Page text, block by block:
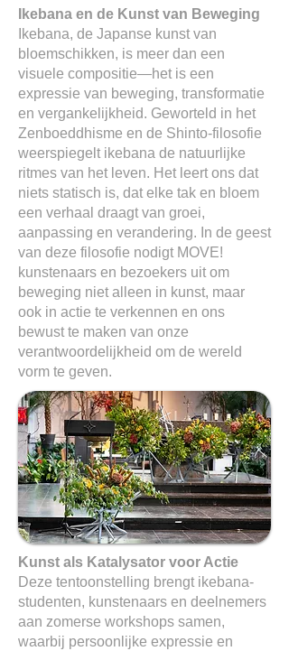
Ikebana en de Kunst van Beweging
Ikebana, de Japanse kunst van
bloemschikken, is meer dan een
visuele compositie—het is een
expressie van beweging, transformatie
en vergankelijkheid. Geworteld in het
Zenboeddhisme en de Shinto-filosofie
weerspiegelt ikebana de natuurlijke
ritmes van het leven. Het leert ons dat
niets statisch is, dat elke tak en bloem
een verhaal draagt van groei,
aanpassing en verandering. In de geest
van deze filosofie nodigt MOVE!
kunstenaars en bezoekers uit om
beweging niet alleen in kunst, maar
ook in actie te verkennen en ons
bewust te maken van onze
verantwoordelijkheid om de wereld
vorm te geven.
Kunst als Katalysator voor Actie
Deze tentoonstelling brengt ikebana-
studenten, kunstenaars en deelnemers
aan zomerse workshops samen,
waarbij persoonlijke expressie en